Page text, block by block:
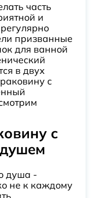
часть
и
призванные
для ванной
в двух
с
с
душа -
не к каждому